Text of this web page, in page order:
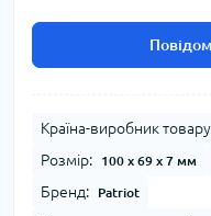
Країна-виробник
Розмір: 100 x 69 x 7 мм
Бренд: Patriot